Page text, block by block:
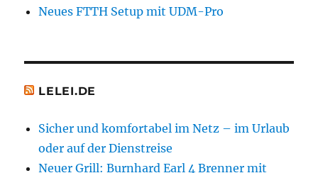
Neues FTTH Setup mit UDM-Pro
LELEI.DE
Sicher und komfortabel im Netz – im Urlaub
oder auf der Dienstreise
Neuer Grill: Burnhard Earl 4 Brenner mit